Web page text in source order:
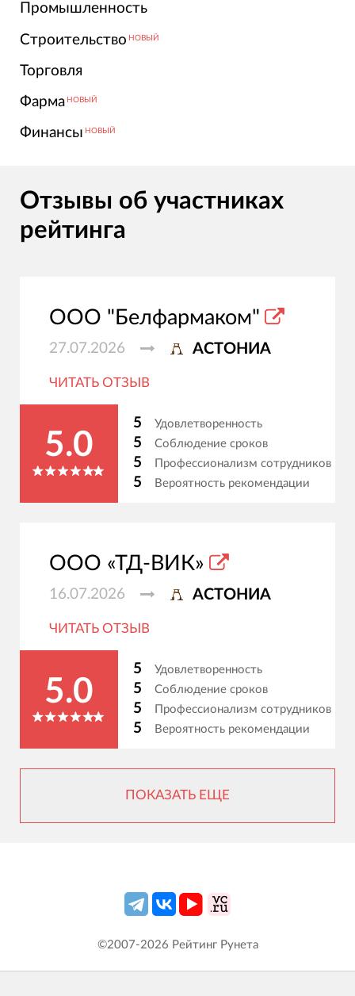
Промышленность
Строительство НОВЫЙ
Торговля
Фарма НОВЫЙ
Финансы НОВЫЙ
Отзывы об участниках
рейтинга
ООО "Белфармаком"
27.07.2026 АСТОНИА
ЧИТАТЬ ОТЗЫВ
5.0
5 Удовлетворенность
5 Соблюдение сроков
5 Профессионализм сотрудников
5 Вероятность рекомендации
ООО «ТД-ВИК»
16.07.2026 АСТОНИА
ЧИТАТЬ ОТЗЫВ
5.0
5 Удовлетворенность
5 Соблюдение сроков
5 Профессионализм сотрудников
5 Вероятность рекомендации
ПОКАЗАТЬ ЕЩЕ
©2007-2026 Рейтинг Рунета